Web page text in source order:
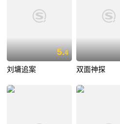
5.4
刘墉追案 双面神探